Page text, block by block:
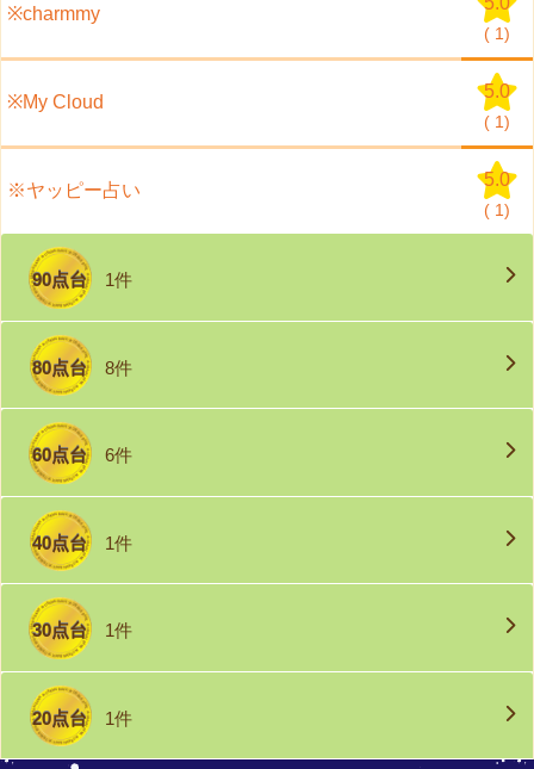
※charmmy
( 1)
※My Cloud
5.0
( 1)
※ヤッピー占い
5.0
( 1)
90点台 1件
80点台 8件
60点台 6件
40点台 1件
30点台 1件
20点台 1件